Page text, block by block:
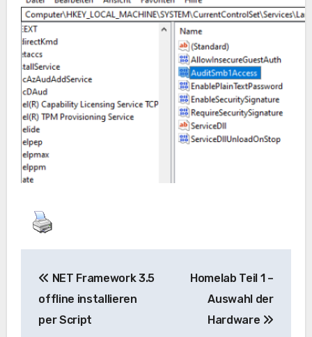
NET Framework 3.5
offline installieren
per Script
Homelab Teil 1 –
Auswahl der
Hardware